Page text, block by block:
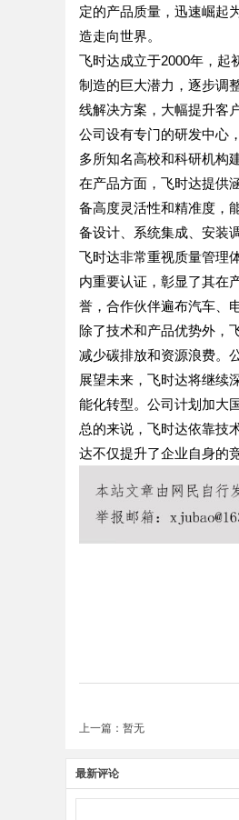
定的产品质量，迅速崛起
造走向世界。
飞时达成立于2000年，起
制造的巨大潜力，逐步调
线解决方案，大幅提升客
公司设有专门的研发中心
多所知名高校和科研机构
在产品方面，飞时达提供
备高度灵活性和精准度，
备设计、系统集成、安装
飞时达非常重视质量管理
内重要认证，彰显了其在
誉，合作伙伴遍布汽车、
除了技术和产品优势外，
减少碳排放和资源浪费。
展望未来，飞时达将继续
能化转型。公司计划加大
总的来说，飞时达依靠技
达不仅提升了企业自身的
上一篇：暂无
最新评论